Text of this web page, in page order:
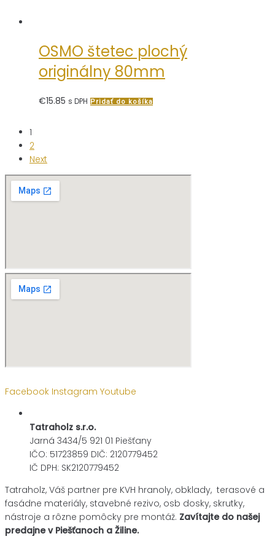
OSMO štetec plochý
originálny 80mm
€15.85 s DPH Pridať do košíka
1
2
Next
Facebook Instagram Youtube
Tatraholz s.r.o.
Jarná 3434/5 921 01 Piešťany
IČO: 51723859 DIČ: 2120779452
IČ DPH: SK2120779452
Tatraholz, Váš partner pre KVH hranoly, obklady, terasové a
fasádne materiály, stavebné rezivo, osb dosky, skrutky,
nástroje a rôzne pomôcky pre montáž. Zavítajte do našej
predajne v Piešťanoch a Žiline.